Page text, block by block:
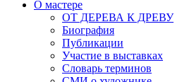
О мастере
ОТ ДЕРЕВА К ДРЕВУ
Биография
Публикации
Участие в выставках
Словарь терминов